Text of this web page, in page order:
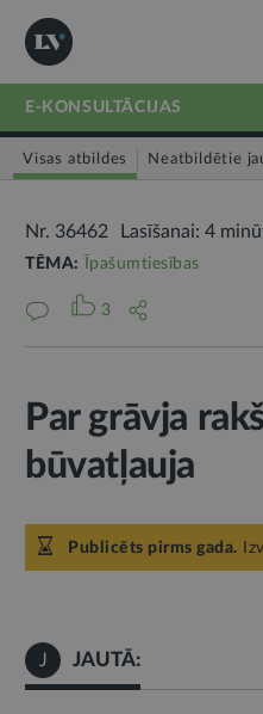
E-KONSULTĀCIJAS
Visas atbildes Neatbildētie
Nr. 36462 Lasīšanai: 4
TĒMA: Īpašumtiesības
3
Par grāvja
būvatļauja
Publicēts pirms gada.
J JAUTĀ: